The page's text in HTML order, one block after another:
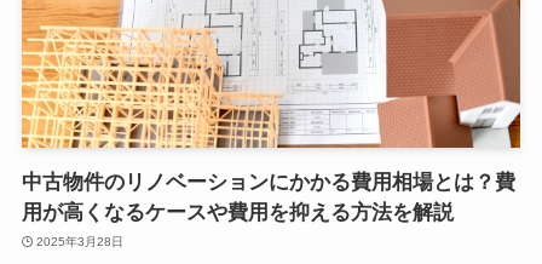
中古物件のリノベーションにかかる費用相場とは？費
用が高くなるケースや費用を抑える方法を解説
2025年3月28日